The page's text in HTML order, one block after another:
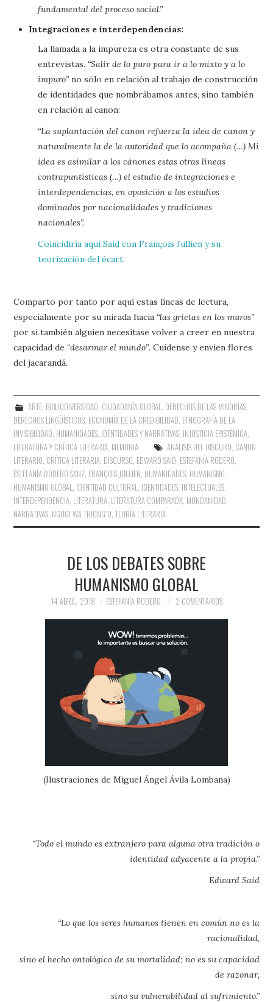
fundamental del proceso social.”
Integraciones e interdependencias:
La llamada a la impureza es otra constante de sus
entrevistas. “Salir de lo puro para ir a lo mixto y a lo
impuro” no sólo en relación al trabajo de construcción
de identidades que nombrábamos antes, sino también
en relación al canon:
“La suplantación del canon refuerza la idea de canon y
naturalmente la de la autoridad que lo acompaña (…) Mi
idea es asimilar a los cánones estas otras líneas
contrapuntísticas (…) el estudio de integraciones e
interdependencias, en oposición a los estudios
dominados por nacionalidades y tradiciones
nacionales”.
Coincidiría aquí Said con François Jullien y su
teorización del écart.
Comparto por tanto por aquí estas líneas de lectura,
especialmente por su mirada hacia “las grietas en los muros”
por si también alguien necesitase volver a creer en nuestra
capacidad de “desarmar el mundo”. Cuídense y envíen flores
del jacarandá.
ARTE, BIBLIODIVERSIDAD, CIUDADANÍA GLOBAL, DERECHOS DE LAS MINORÍAS,
DERECHOS LINGÜÍSTICOS, ECONOMÍA DE LA CREDIBILIDAD, ETNOGRAFÍA DE LA
INVISIBILIDAD, HUMANIDADES, IDENTIDADES Y NARRATIVAS, INJUSTICIA EPISTÉMICA,
LITERATURA Y CRÍTICA LITERARIA, MEMORIA ANÁLISIS DEL DISCURO, CANON
LITERARIO, CRÍTICA LITERARIA, DISCURSO, EDWARD SAID, ESTEFANÍA RODERO,
ESTEFANÍA RODERO SANZ, FRANÇOIS JULLIEN, HUMANIDADES, HUMANISMO,
HUMANISMO GLOBAL, IDENTIDAD CULTURAL, IDENTIDADES, INTELECTUALES,
INTERDEPENDENCIA, LITERATURA, LITERATURA COMPARADA, MUNDANIDAD,
NARRATIVAS, NGUGI WA THIONG´O,TEORÍA LITERARIA
DE LOS DEBATES SOBRE
HUMANISMO GLOBAL
14 ABRIL, 2018 ESTEFANÍA RODERO 2 COMENTARIOS
(Ilustraciones de Miguel Ángel Ávila Lombana)
“Todo el mundo es extranjero para alguna otra tradición o
identidad adyacente a la propia.”
Edward Said
“Lo que los seres humanos tienen en común no es la
racionalidad,
sino el hecho ontológico de su mortalidad; no es su capacidad
de razonar,
sino su vulnerabilidad al sufrimiento.”